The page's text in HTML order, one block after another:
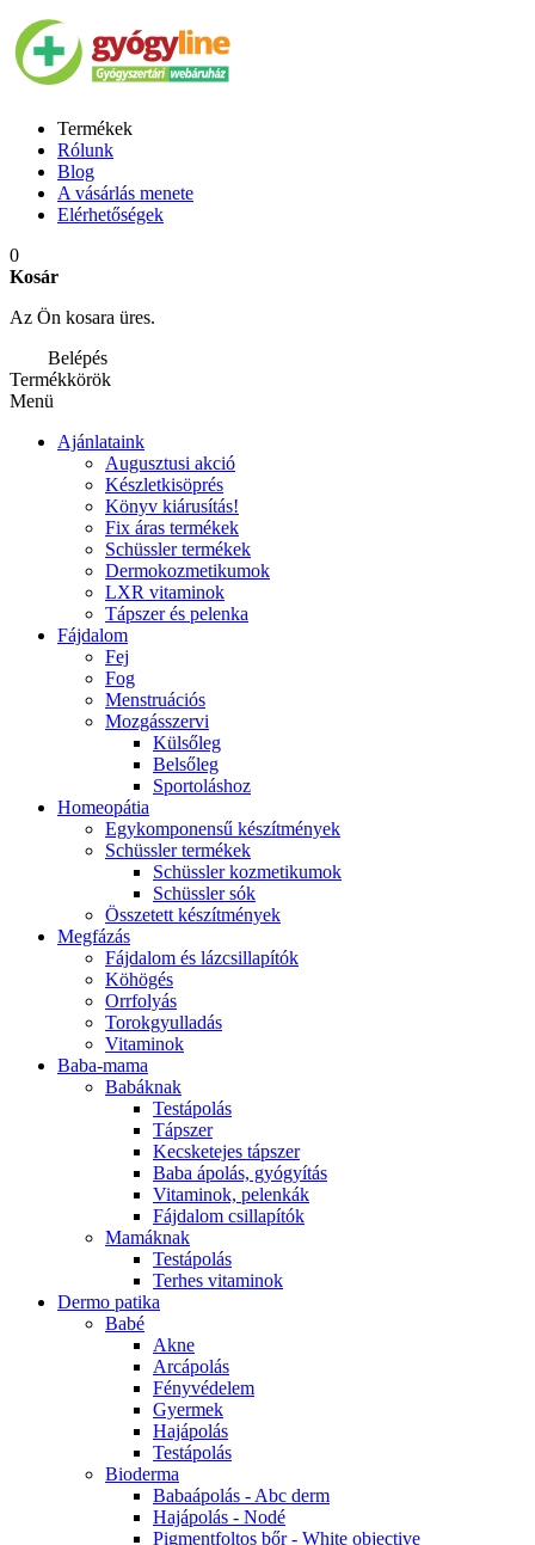
Termékek
Rólunk
Blog
A vásárlás menete
Elérhetőségek
0
Kosár
Az Ön kosara üres.
Belépés
Termékkörök
Menü
Ajánlataink
Augusztusi akció
Készletkisöprés
Könyv kiárusítás!
Fix áras termékek
Schüssler termékek
Dermokozmetikumok
LXR vitaminok
Tápszer és pelenka
Fájdalom
Fej
Fog
Menstruációs
Mozgásszervi
Külsőleg
Belsőleg
Sportoláshoz
Homeopátia
Egykomponensű készítmények
Schüssler termékek
Schüssler kozmetikumok
Schüssler sók
Összetett készítmények
Megfázás
Fájdalom és lázcsillapítók
Köhögés
Orrfolyás
Torokgyulladás
Vitaminok
Baba-mama
Babáknak
Testápolás
Tápszer
Kecsketejes tápszer
Baba ápolás, gyógyítás
Vitaminok, pelenkák
Fájdalom csillapítók
Mamáknak
Testápolás
Terhes vitaminok
Dermo patika
Babé
Akne
Arcápolás
Fényvédelem
Gyermek
Hajápolás
Testápolás
Bioderma
Babaápolás - Abc derm
Hajápolás - Nodé
Pigmentfoltos bőr - White objective